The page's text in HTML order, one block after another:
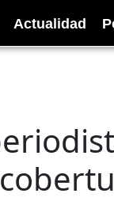
Actualidad